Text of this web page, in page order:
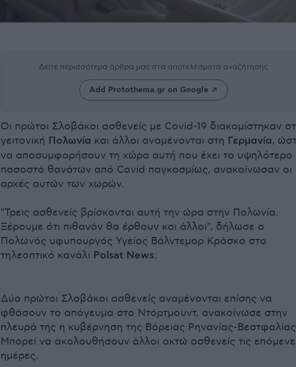
Δείτε περισσότερα άρθρα μας στα αποτελέσματα αναζήτησης
Add Protothema.gr on Google
Οι πρώτοι Σλοβάκοι ασθενείς με Covid-19 διακομίστηκαν
γειτονική Πολωνία και άλλοι αναμένονται στη Γερμανία,
να αποσυμφορήσουν τη χώρα αυτή που έχει το υψηλότερο
ποσοστό θανάτων από Covid παγκοσμίως, ανακοίνωσαν οι
αρχές αυτών των χωρών.
"Τρεις ασθενείς βρίσκονται αυτή την ώρα στην Πολωνία.
Ξέρουμε ότι πιθανόν θα έρθουν και άλλοι", δήλωσε ο
Πολωνός υφυπουργός Υγείας Βάλντεμαρ Κράσκα στο
τηλεοπτικό κανάλι Polsat News.
Δύο πρώτοι Σλοβάκοι ασθενείς αναμένονται επίσης να
φθάσουν το απόγευμα στο Ντόρτμουντ, ανακοίνωσε στην
πλευρά της η κυβέρνηση της Βόρειας Ρηνανίας-
Μπορεί να ακολουθήσουν άλλοι οκτώ ασθενείς τις
ημέρες.